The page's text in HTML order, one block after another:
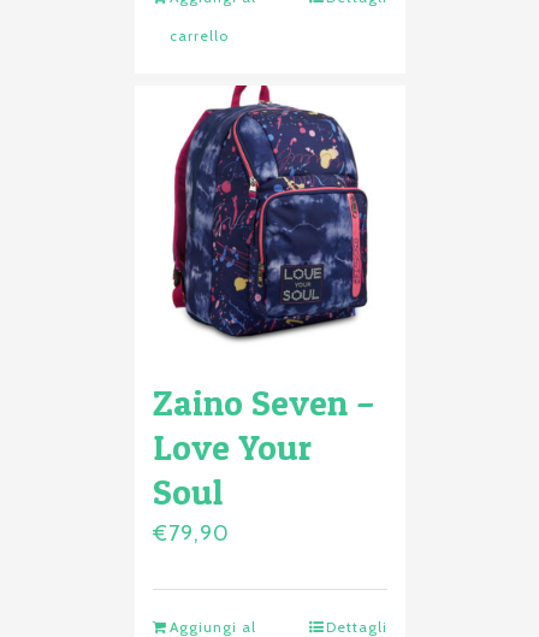
carrello
Zaino Seven –
Love Your
Soul
€79,90
Aggiungi al Dettagli